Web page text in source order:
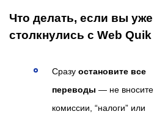
Что делать, если вы уже
столкнулись с Web Quik
Сразу остановите все
переводы — не вносите
комиссии, “налоги” или